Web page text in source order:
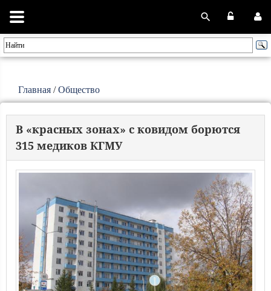
Главная /Общество
В «красных зонах» с ковидом борются
315 медиков КГМУ